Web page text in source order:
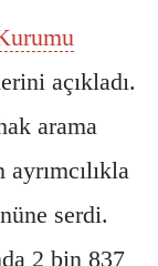
açıkladı.
arama
serdi.
2 bin 837